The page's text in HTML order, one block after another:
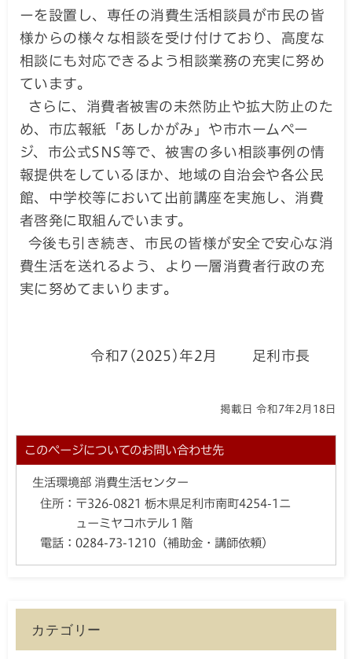
ーを設置し、専任の消費生活相談員が市民の皆
様からの様々な相談を受け付けており、高度な
相談にも対応できるよう相談業務の充実に努め
ています。
さらに、消費者被害の未然防止や拡大防止のた
め、市広報紙「あしかがみ」や市ホームペー
ジ、市公式SNS等で、被害の多い相談事例の情
報提供をしているほか、地域の自治会や各公民
館、中学校等において出前講座を実施し、消費
者啓発に取組んでいます。
今後も引き続き、市民の皆様が安全で安心な消
費生活を送れるよう、より一層消費者行政の充
実に努めてまいります。
令和7(2025)年2月 足利市長
掲載日 令和7年2月18日
このページについてのお問い合わせ先
生活環境部 消費生活センター
住所： 〒326-0821 栃木県足利市南町4254-1ニ
ューミヤコホテル１階
電話： 0284-73-1210（補助金・講師依頼）
カテゴリー